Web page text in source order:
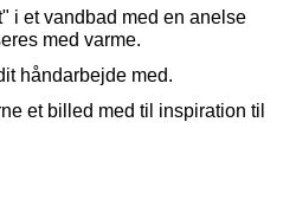
i et vandbad med en anelse
med varme.
håndarbejde med.
et billed med til inspiration til